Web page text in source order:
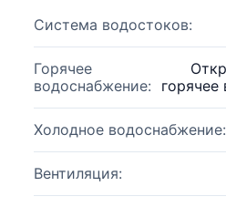
Система водостоков:
Горячее
водоснабжение:
горячее
Холодное водоснабжение:
Вентиляция: